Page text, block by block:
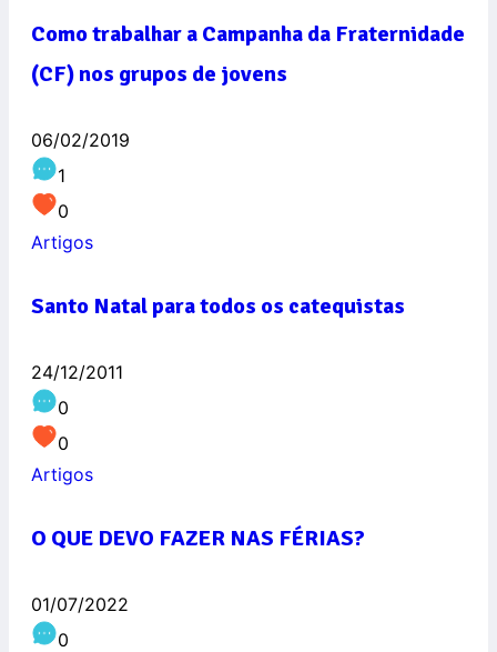
Como trabalhar a Campanha da Fraternidade
(CF) nos grupos de jovens
06/02/2019
1
0
Artigos
Santo Natal para todos os catequistas
24/12/2011
0
0
Artigos
O QUE DEVO FAZER NAS FÉRIAS?
01/07/2022
0